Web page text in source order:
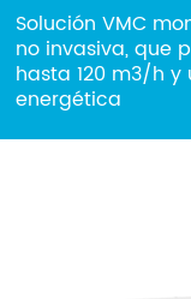
ESP ENG ITA DEU
Empresa
Solución VMC
no invasiva, que
hasta 120 m3/h
energética